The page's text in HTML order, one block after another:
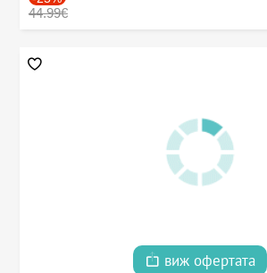
44.99€
виж офертата